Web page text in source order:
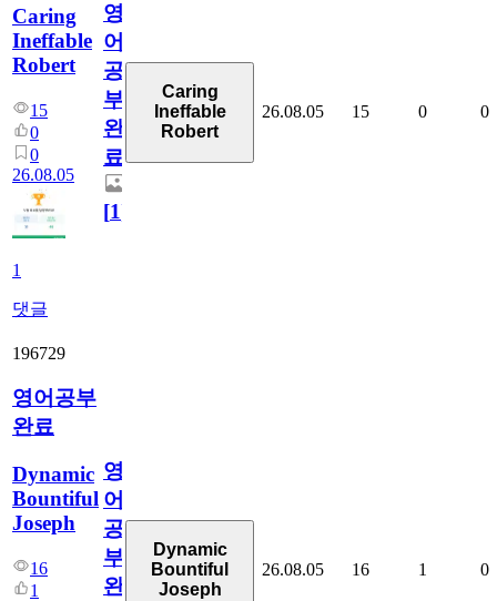
Caring
Ineffable
Robert
15
0
0
26.08.05
1
댓글
영
어
공
부
완
료
[1]
Caring
Ineffable
Robert
26.08.05 15 0 0
196729
영어공부
완료
Dynamic
Bountiful
Joseph
16
1
영
어
공
부
완
Dynamic
Bountiful
Joseph
26.08.05 16 1 0